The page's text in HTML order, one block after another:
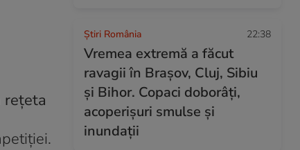
reţeta
Știri România 22:38
Vremea extremă a făcut
ravagii în Brașov, Cluj, Sibiu
și Bihor. Copaci doborâți,
acoperișuri smulse și
inundații